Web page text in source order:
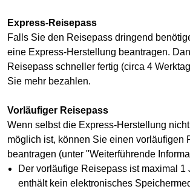
Express-Reisepass
Falls Sie den Reisepass dringend
eine Express-Herstellung beantragen.
Reisepass schneller fertig (circa 4
Sie mehr bezahlen.
Vorläufiger Reisepass
Wenn selbst die Express-Herstellung
möglich ist, können Sie einen vorläufigen
beantragen (unter "Weiterführende
Der vorläufige Reisepass ist maximal 1
enthält kein elektronisches